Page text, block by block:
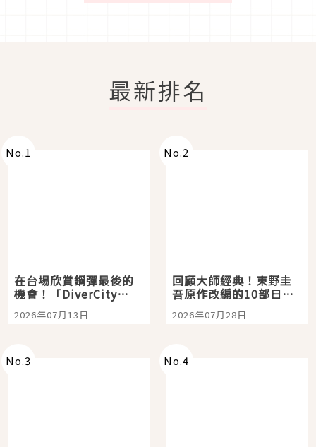
最新排名
No.1
在台場欣賞鋼彈最後的
機會！「DiverCity
Tokyo Plaza」搭船、
購物、美食及夜景，一
2026年07月13日
No.2
回顧大師經典！東野圭
吾原作改編的10部日本
影視作品推薦
2026年07月28日
No.3 No.4